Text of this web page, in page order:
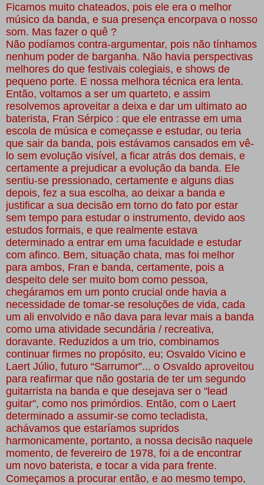
Ficamos muito chateados, pois ele era o melhor
músico da banda, e sua presença encorpava o nosso
som. Mas fazer o quê ?
Não podíamos contra-argumentar, pois não tínhamos
nenhum poder de barganha. Não havia perspectivas
melhores do que festivais colegiais, e shows de
pequeno porte. E nossa melhora técnica era lenta.
Então, voltamos a ser um quarteto, e assim
resolvemos aproveitar a deixa e dar um ultimato ao
baterista, Fran Sérpico : que ele entrasse em uma
escola de música e começasse e estudar, ou teria
que sair da banda, pois estávamos cansados em vê-
lo sem evolução visível, a ficar atrás dos demais, e
certamente a prejudicar a evolução da banda. Ele
sentiu-se pressionado, certamente e alguns dias
depois, fez a sua escolha, ao deixar a banda e
justificar a sua decisão em torno do fato por estar
sem tempo para estudar o instrumento, devido aos
estudos formais, e que realmente estava
determinado a entrar em uma faculdade e estudar
com afinco. Bem, situação chata, mas foi melhor
para ambos, Fran e banda, certamente, pois a
despeito dele ser muito bom como pessoa,
chegáramos em um ponto crucial onde havia a
necessidade de tomar-se resoluções de vida, cada
um ali envolvido e não dava para levar mais a banda
como uma atividade secundária / recreativa,
doravante. Reduzidos a um trio, combinamos
continuar firmes no propósito, eu; Osvaldo Vicino e
Laert Júlio, futuro “Sarrumor”... o Osvaldo aproveitou
para reafirmar que não gostaria de ter um segundo
guitarrista na banda e que desejava ser o "lead
guitar", como nos primórdios. Então, com o Laert
determinado a assumir-se como tecladista,
achávamos que estaríamos supridos
harmonicamente, portanto, a nossa decisão naquele
momento, de fevereiro de 1978, foi a de encontrar
um novo baterista, e tocar a vida para frente.
Começamos a procurar então, e ao mesmo tempo,